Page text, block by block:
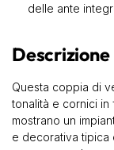
delle ante
Descrizione
Questa coppia di
tonalità e cornici
mostrano un
e decorativa tipica